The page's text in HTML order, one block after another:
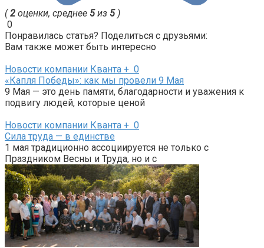
(2 оценки, среднее 5из 5)
0
Понравилась статья? Поделиться с друзьями:
Вам также может быть интересно
Новости компании Кванта + 0
«Капля Победы»: как мы провели 9 Мая
9 Мая — это день памяти, благодарности и уважения к
подвигу людей, которые ценой
Новости компании Кванта + 0
Сила труда — в единстве
1 мая традиционно ассоциируется не только с
Праздником Весны и Труда, но и с